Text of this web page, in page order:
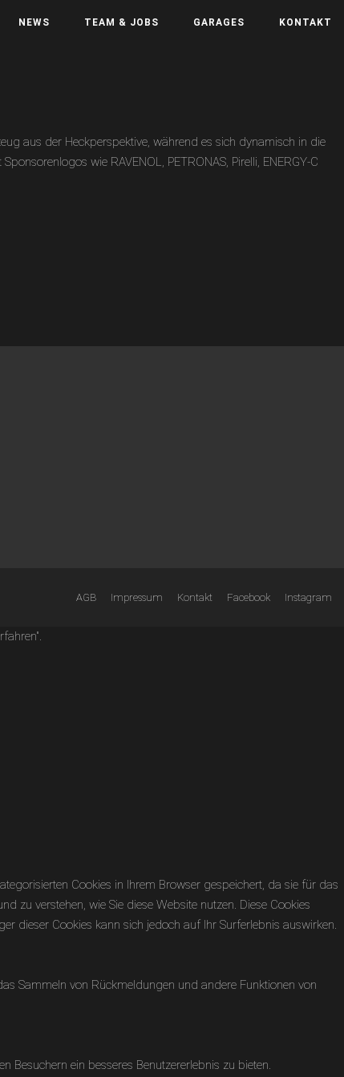
NEWS TEAM & JOBS GARAGES KONTAKT
aus der Heckperspektive, während es sich dynamisch in die
wie RAVENOL, PETRONAS, Pirelli, ENERGY-C
AGB Impressum Kontakt Facebook Instagram
Cookies in Ihrem Browser gespeichert, da sie für das
zu verstehen, wie Sie diese Website nutzen. Diese Cookies
dieser Cookies kann sich jedoch auf Ihr Surferlebnis auswirken.
Sammeln von Rückmeldungen und andere Funktionen von
ein besseres Benutzererlebnis zu bieten.